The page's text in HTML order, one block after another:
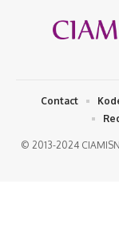
© 2013-2024
Contact